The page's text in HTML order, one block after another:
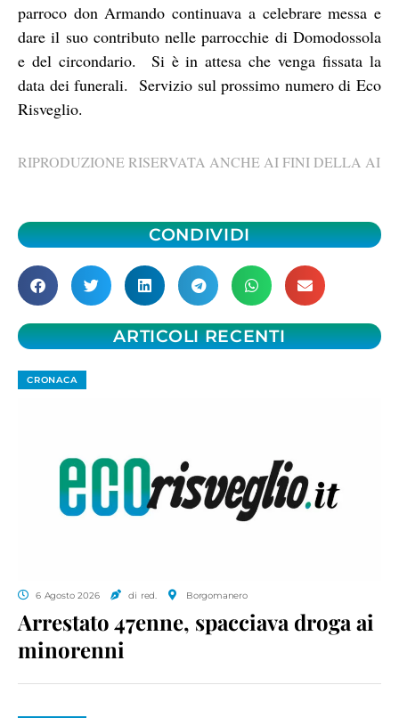
parroco don Armando continuava a celebrare messa e
dare il suo contributo nelle parrocchie di Domodossola
e del circondario. Si è in attesa che venga fissata la
data dei funerali. Servizio sul prossimo numero di Eco
Risveglio.
RIPRODUZIONE RISERVATA ANCHE AI FINI DELLA AI
CONDIVIDI
ARTICOLI RECENTI
CRONACA
6 Agosto 2026 di red. Borgomanero
Arrestato 47enne, spacciava droga ai
minorenni